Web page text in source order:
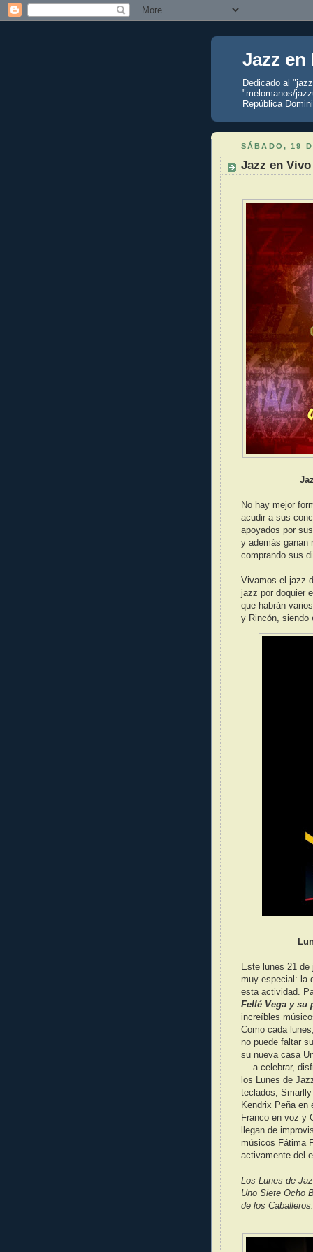
Jazz en
Dedicado al
"melomanos/
República
SÁBADO, 19
Jazz en
No hay mejor
acudir a sus
apoyados por
y además ganan
comprando sus
Vivamos el jazz
jazz por doquier
que habrán
y Rincón, siendo
Este lunes 21
muy especial: la
esta actividad.
Fellé Vega y su
increíbles
Como cada
no puede faltar
su nueva casa
… a celebrar,
los Lunes de
teclados,
Kendrix Peña en
Franco en voz y
llegan de
músicos Fátima
activamente del
Los Lunes de
Uno Siete Ocho
de los